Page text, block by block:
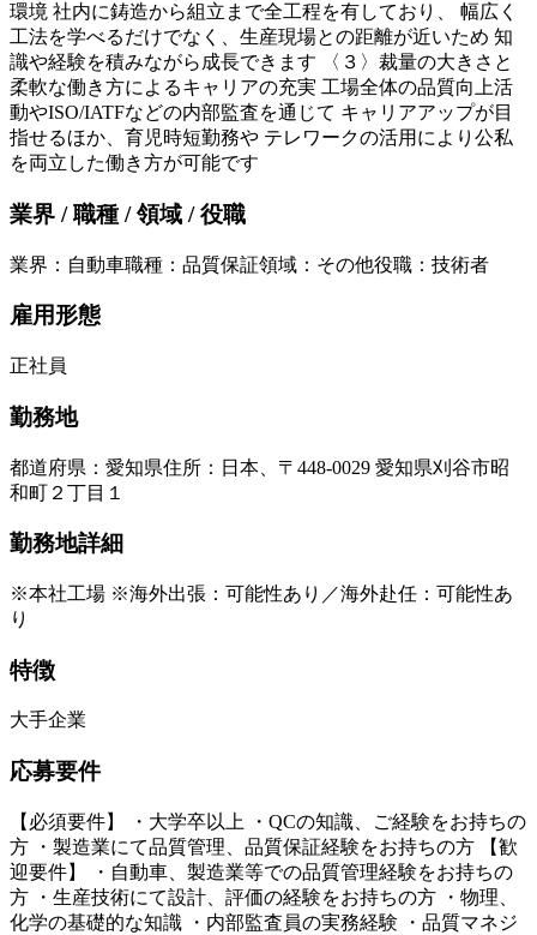
環境 社内に鋳造から組立まで全工程を有しており、 幅広く
工法を学べるだけでなく、生産現場との距離が近いため 知
識や経験を積みながら成長できます 〈３〉裁量の大きさと
柔軟な働き方によるキャリアの充実 工場全体の品質向上活
動やISO/IATFなどの内部監査を通じて キャリアアップが目
指せるほか、育児時短勤務や テレワークの活用により公私
を両立した働き方が可能です
業界 / 職種 / 領域 / 役職
業界 ： 自動車職種 ： 品質保証領域 ： その他役職 ： 技術者
雇用形態
正社員
勤務地
都道府県 ： 愛知県住所 ： 日本、〒448-0029 愛知県刈谷市昭
和町２丁目１
勤務地詳細
※本社工場 ※海外出張：可能性あり／海外赴任：可能性あ
り
特徴
大手企業
応募要件
【必須要件】 ・大学卒以上 ・QCの知識、ご経験をお持ちの
方 ・製造業にて品質管理、品質保証経験をお持ちの方 【歓
迎要件】 ・自動車、製造業等での品質管理経験をお持ちの
方 ・生産技術にて設計、評価の経験をお持ちの方 ・物理、
化学の基礎的な知識 ・内部監査員の実務経験 ・品質マネジ